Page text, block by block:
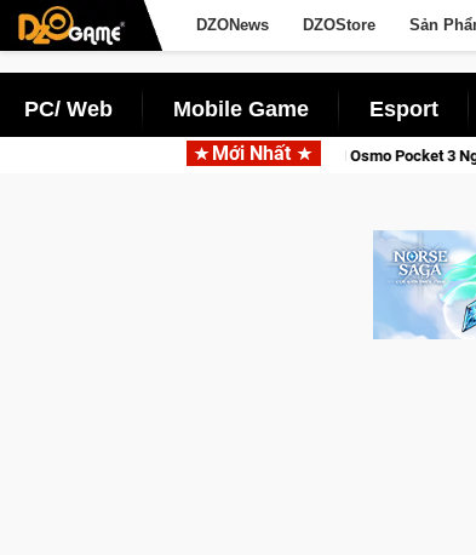
DZONews DZOStore Sản
PC/ Web Mobile Game Esport
Mới Nhất
Thức Tỉnh, Săn DJI Osmo Pocket 3 Ngay Hôm Nay